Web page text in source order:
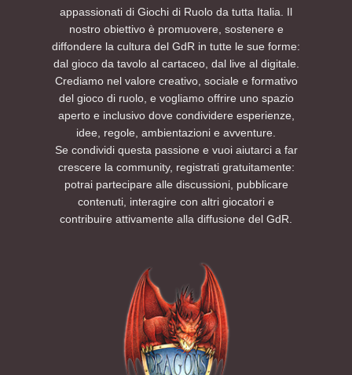
appassionati di Giochi di Ruolo da tutta Italia. Il
nostro obiettivo è promuovere, sostenere e
diffondere la cultura del GdR in tutte le sue forme:
dal gioco da tavolo al cartaceo, dal live al digitale.
Crediamo nel valore creativo, sociale e formativo
del gioco di ruolo, e vogliamo offrire uno spazio
aperto e inclusivo dove condividere esperienze,
idee, regole, ambientazioni e avventure.
Se condividi questa passione e vuoi aiutarci a far
crescere la community, registrati gratuitamente:
potrai partecipare alle discussioni, pubblicare
contenuti, interagire con altri giocatori e
contribuire attivamente alla diffusione del GdR.